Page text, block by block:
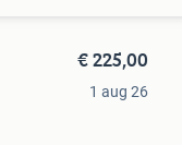
€ 225,00
1 aug 26